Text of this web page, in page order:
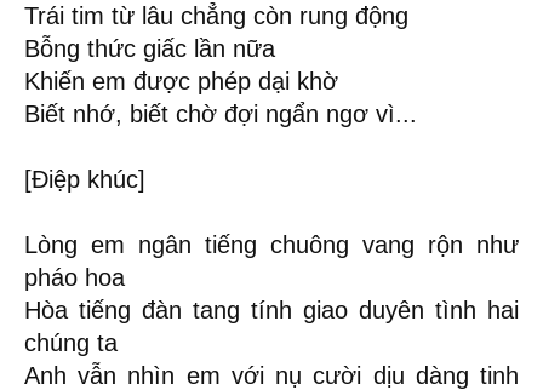
Trái tim từ lâu chẳng còn rung động
Bỗng thức giấc lần nữa
Khiến em được phép dại khờ
Biết nhớ, biết chờ đợi ngẩn ngơ vì...
[Điệp khúc]
Lòng em ngân tiếng chuông vang rộn như
pháo hoa
Hòa tiếng đàn tang tính giao duyên tình hai
chúng ta
Anh vẫn nhìn em với nụ cười dịu dàng tinh